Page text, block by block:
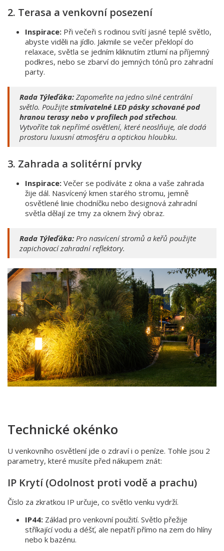
2. Terasa a venkovní posezení
Inspirace: Při večeři s rodinou svítí jasné teplé světlo,
abyste viděli na jídlo. Jakmile se večer překlopí do
relaxace, světla se jedním kliknutím ztlumí na příjemný
podkres, nebo se zbarví do jemných tónů pro zahradní
party.
Rada Týleďáka: Zapomeňte na jedno silné centrální
světlo. Použijte stmívatelné LED pásky schované pod
hranou terasy nebo v profilech pod střechou.
Vytvoříte tak nepřímé osvětlení, které neoslňuje, ale dodá
prostoru luxusní atmosféru a optickou hloubku.
3. Zahrada a solitérní prvky
Inspirace: Večer se podíváte z okna a vaše zahrada
žije dál. Nasvícený kmen starého stromu, jemně
osvětlené linie chodníčku nebo designová zahradní
světla dělají ze tmy za oknem živý obraz.
Rada Týleďáka: Pro nasvícení stromů a keřů použijte
zapichovací zahradní reflektory.
Technické okénko
U venkovního osvětlení jde o zdraví i o peníze. Tohle jsou 2
parametry, které musíte před nákupem znát:
IP Krytí (Odolnost proti vodě a prachu)
Číslo za zkratkou IP určuje, co světlo venku vydrží.
IP44: Základ pro venkovní použití. Světlo přežije
stříkající vodu a déšť, ale nepatří přímo na zem do hlíny
nebo k bazénu.